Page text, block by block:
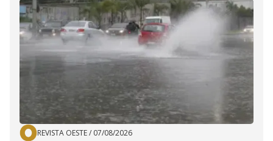
REVISTA OESTE/ 07/08/2026